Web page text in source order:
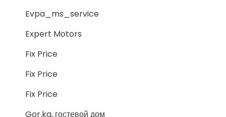
Evpa_ms_service
Expert Motors
Fix Price
Fix Price
Fix Price
Gor.ka, гостевой дом